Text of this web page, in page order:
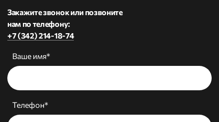
Закажите звонок или позвоните
нам по телефону:
+7 (342) 214-18-74
Ваше имя*
Телефон*